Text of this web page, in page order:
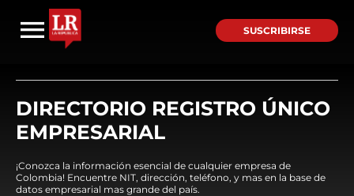
SUSCRIBIRSE
DIRECTORIO REGISTRO ÚNICO
EMPRESARIAL
¡Conozca la información esencial de cualquier empresa de
Colombia! Encuentre NIT, dirección, teléfono, y mas en la base de
datos empresarial mas grande del país.